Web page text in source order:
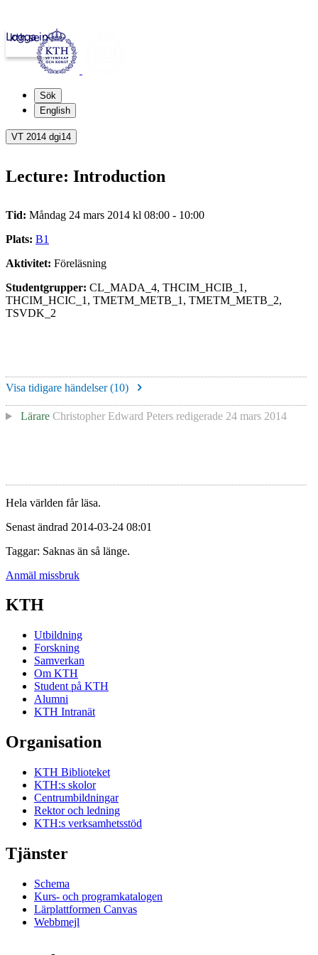
kth.se
Logga in
Sök
English
VT 2014 dgi14
Lecture: Introduction
Tid: Måndag 24 mars 2014 kl 08:00 - 10:00
Plats: B1
Aktivitet: Föreläsning
Studentgrupper: CL_MADA_4, THCIM_HCIB_1,
THCIM_HCIC_1, TMETM_METB_1, TMETM_METB_2,
TSVDK_2
Visa tidigare händelser (10)
Lärare Christopher Edward Petersredigerade 24 mars 2014
Hela världen får läsa.
Senast ändrad 2014-03-24 08:01
Taggar: Saknas än så länge.
Anmäl missbruk
KTH
Utbildning
Forskning
Samverkan
Om KTH
Student på KTH
Alumni
KTH Intranät
Organisation
KTH Biblioteket
KTH:s skolor
Centrumbildningar
Rektor och ledning
KTH:s verksamhetsstöd
Tjänster
Schema
Kurs- och programkatalogen
Lärplattformen Canvas
Webbmejl